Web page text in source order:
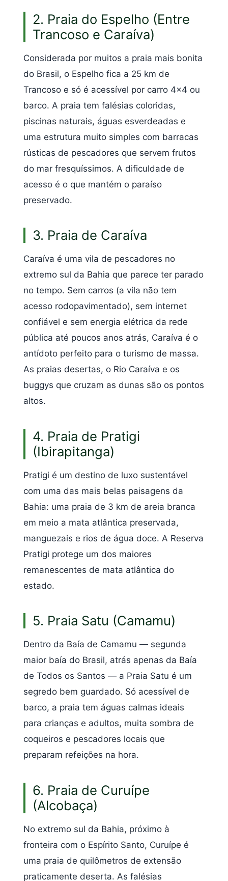
2. Praia do Espelho (Entre
Trancoso e Caraíva)
Considerada por muitos a praia mais bonita
do Brasil, o Espelho fica a 25 km de
Trancoso e só é acessível por carro 4×4 ou
barco. A praia tem falésias coloridas,
piscinas naturais, águas esverdeadas e
uma estrutura muito simples com barracas
rústicas de pescadores que servem frutos
do mar fresquíssimos. A dificuldade de
acesso é o que mantém o paraíso
preservado.
3. Praia de Caraíva
Caraíva é uma vila de pescadores no
extremo sul da Bahia que parece ter parado
no tempo. Sem carros (a vila não tem
acesso rodopavimentado), sem internet
confiável e sem energia elétrica da rede
pública até poucos anos atrás, Caraíva é o
antídoto perfeito para o turismo de massa.
As praias desertas, o Rio Caraíva e os
buggys que cruzam as dunas são os pontos
altos.
4. Praia de Pratigi
(Ibirapitanga)
Pratigi é um destino de luxo sustentável
com uma das mais belas paisagens da
Bahia: uma praia de 3 km de areia branca
em meio a mata atlântica preservada,
manguezais e rios de água doce. A Reserva
Pratigi protege um dos maiores
remanescentes de mata atlântica do
estado.
5. Praia Satu (Camamu)
Dentro da Baía de Camamu — segunda
maior baía do Brasil, atrás apenas da Baía
de Todos os Santos — a Praia Satu é um
segredo bem guardado. Só acessível de
barco, a praia tem águas calmas ideais
para crianças e adultos, muita sombra de
coqueiros e pescadores locais que
preparam refeições na hora.
6. Praia de Curuípe
(Alcobaça)
No extremo sul da Bahia, próximo à
fronteira com o Espírito Santo, Curuípe é
uma praia de quilômetros de extensão
praticamente deserta. As falésias